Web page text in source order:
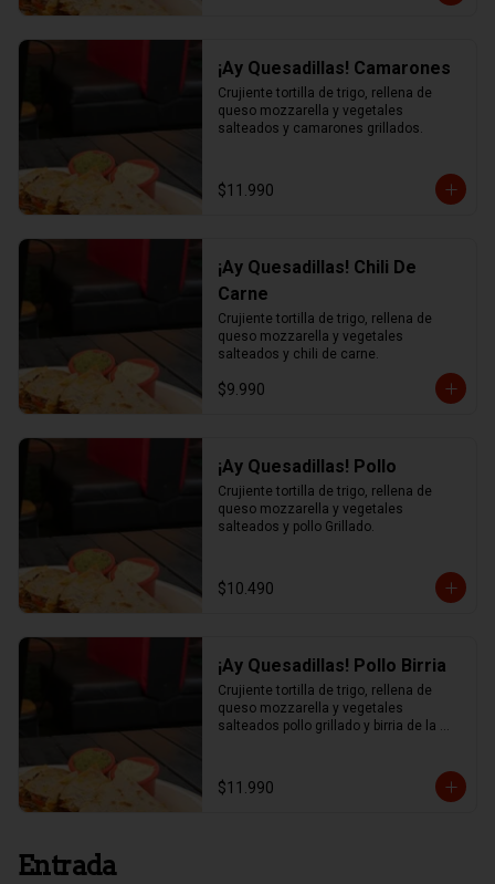
¡Ay Quesadillas! Camarones
Crujiente tortilla de trigo, rellena de
queso mozzarella y vegetales
salteados y camarones grillados.
$11.990
¡Ay Quesadillas! Chili De
Carne
Crujiente tortilla de trigo, rellena de
queso mozzarella y vegetales
salteados y chili de carne.
$9.990
¡Ay Quesadillas! Pollo
Crujiente tortilla de trigo, rellena de
queso mozzarella y vegetales
salteados y pollo Grillado.
$10.490
¡Ay Quesadillas! Pollo Birria
Crujiente tortilla de trigo, rellena de
queso mozzarella y vegetales
salteados pollo grillado y birria de la
$11.990
Entrada